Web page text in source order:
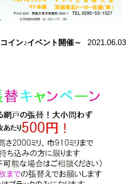
イン♪イベント開催～
2021.06.03